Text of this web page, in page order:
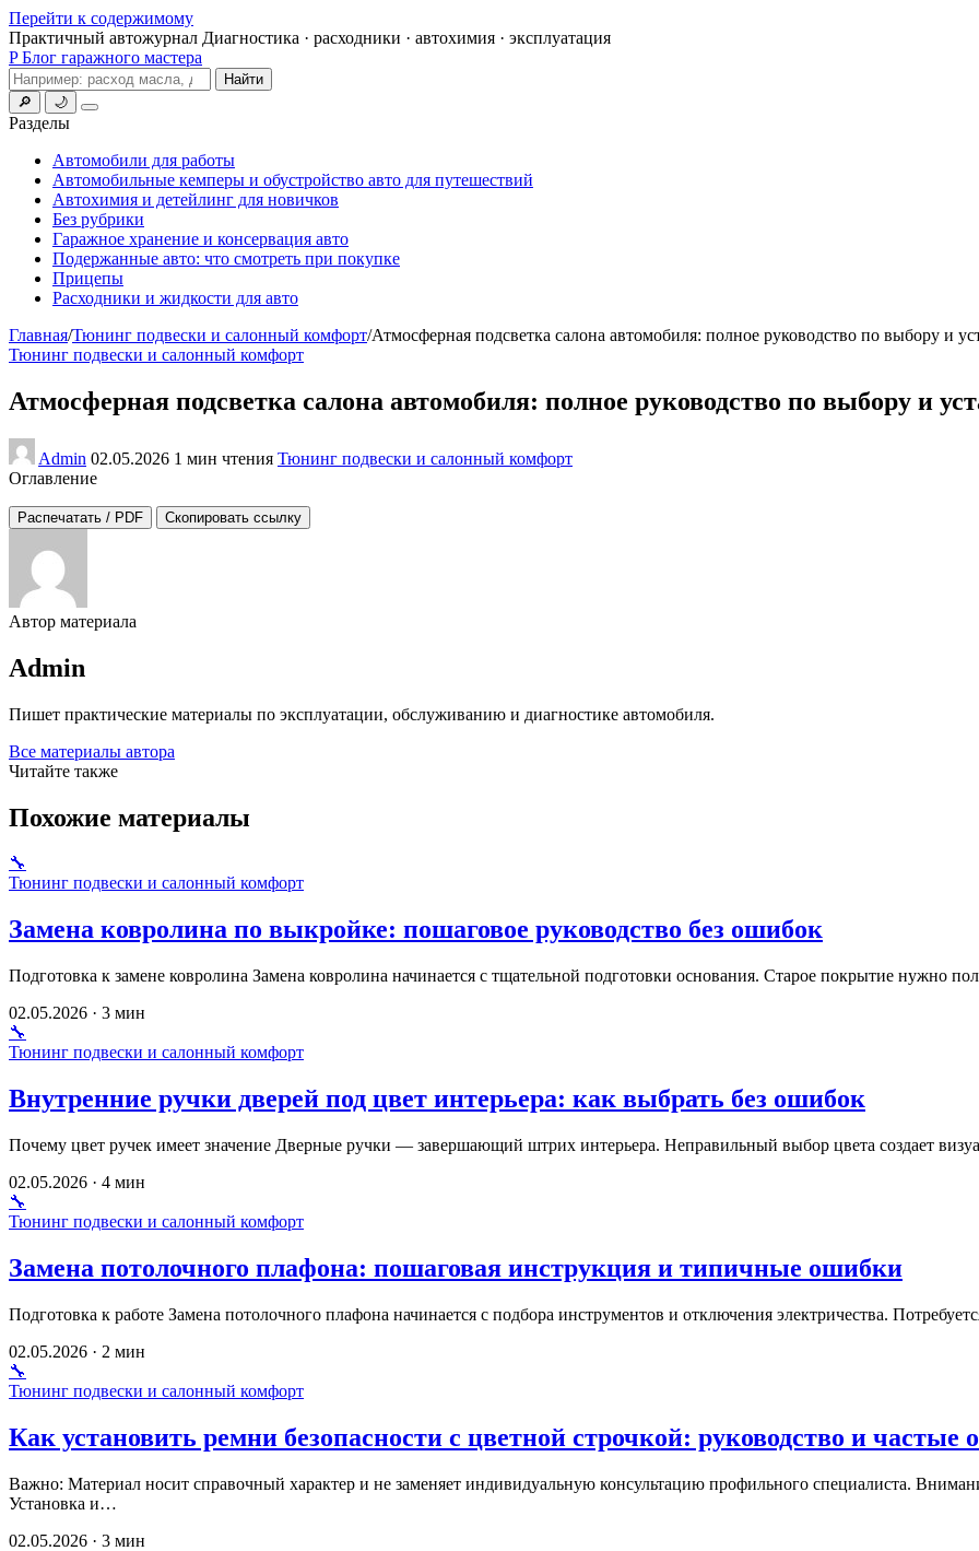
Перейти к содержимому
Практичный автожурнал Диагностика · расходники · автохимия · эксплуатация
P Блог гаражного мастера
Поиск
Найти
🔎
🌙
Меню
Разделы
Автомобили для работы
Автомобильные кемперы и обустройство авто для путешествий
Автохимия и детейлинг для новичков
Без рубрики
Гаражное хранение и консервация авто
Подержанные авто: что смотреть при покупке
Прицепы
Расходники и жидкости для авто
Главная/Тюнинг подвески и салонный комфорт/Атмосферная подсветка салона автомобиля: полное руководство по выбору и
Тюнинг подвески и салонный комфорт
Атмосферная подсветка салона автомобиля: полное руководство по выбору и
Admin 02.05.2026 1 мин чтения Тюнинг подвески и салонный комфорт
Оглавление
Распечатать / PDF Скопировать ссылку
Автор материала
Admin
Пишет практические материалы по эксплуатации, обслуживанию и диагностике автомобиля.
Все материалы автора
Читайте также
Похожие материалы
🔧
Тюнинг подвески и салонный комфорт
Замена ковролина по выкройке: пошаговое руководство без ошибок
Подготовка к замене ковролина Замена ковролина начинается с тщательной подготовки основания. Старое покрытие нужно
02.05.2026 · 3 мин
🔧
Тюнинг подвески и салонный комфорт
Внутренние ручки дверей под цвет интерьера: как выбрать без ошибок
Почему цвет ручек имеет значение Дверные ручки — завершающий штрих интерьера. Неправильный выбор цвета создает
02.05.2026 · 4 мин
🔧
Тюнинг подвески и салонный комфорт
Замена потолочного плафона: пошаговая инструкция и типичные ошибки
Подготовка к работе Замена потолочного плафона начинается с подбора инструментов и отключения электричества.
02.05.2026 · 2 мин
🔧
Тюнинг подвески и салонный комфорт
Как установить ремни безопасности с цветной строчкой: руководство и частые
Важно: Материал носит справочный характер и не заменяет индивидуальную консультацию профильного специалиста.
Установка и…
02.05.2026 · 3 мин